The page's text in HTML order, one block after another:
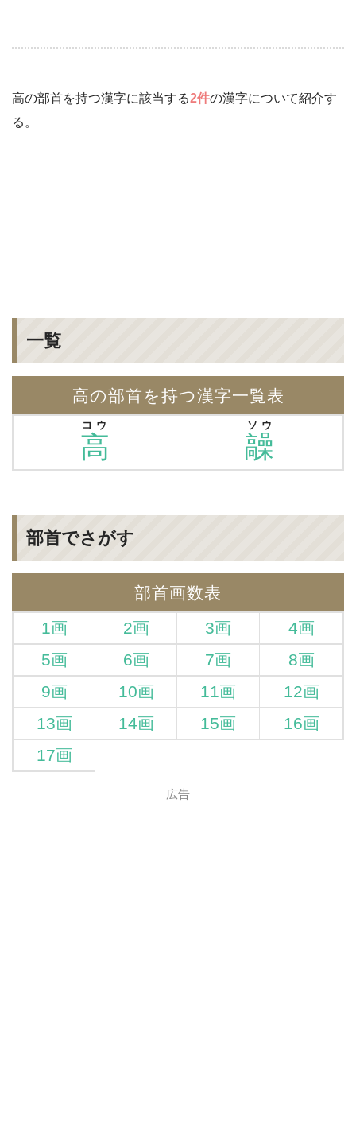
高の部首を持つ漢字に該当する2件の漢字について紹介す
る。
一覧
高の部首を持つ漢字一覧表
高
コウ
髞
ソウ
部首でさがす
部首画数表
1画
2画 3画
4画
5画
6画 7画
8画
9画
10画 11画
12画
13画
14画 15画
16画
17画
広告